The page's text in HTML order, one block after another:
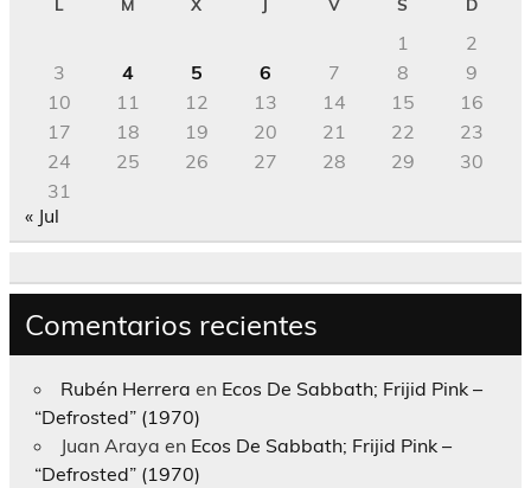
1
2
3
4 5 6 7 8
9
10
11 12 13 14 15
16
17
18 19 20 21 22
23
24
25 26 27 28 29
30
31
« Jul
Comentarios recientes
Rubén Herrera en Ecos De Sabbath; Frijid Pink –
“Defrosted” (1970)
Juan Araya en Ecos De Sabbath; Frijid Pink –
“Defrosted” (1970)